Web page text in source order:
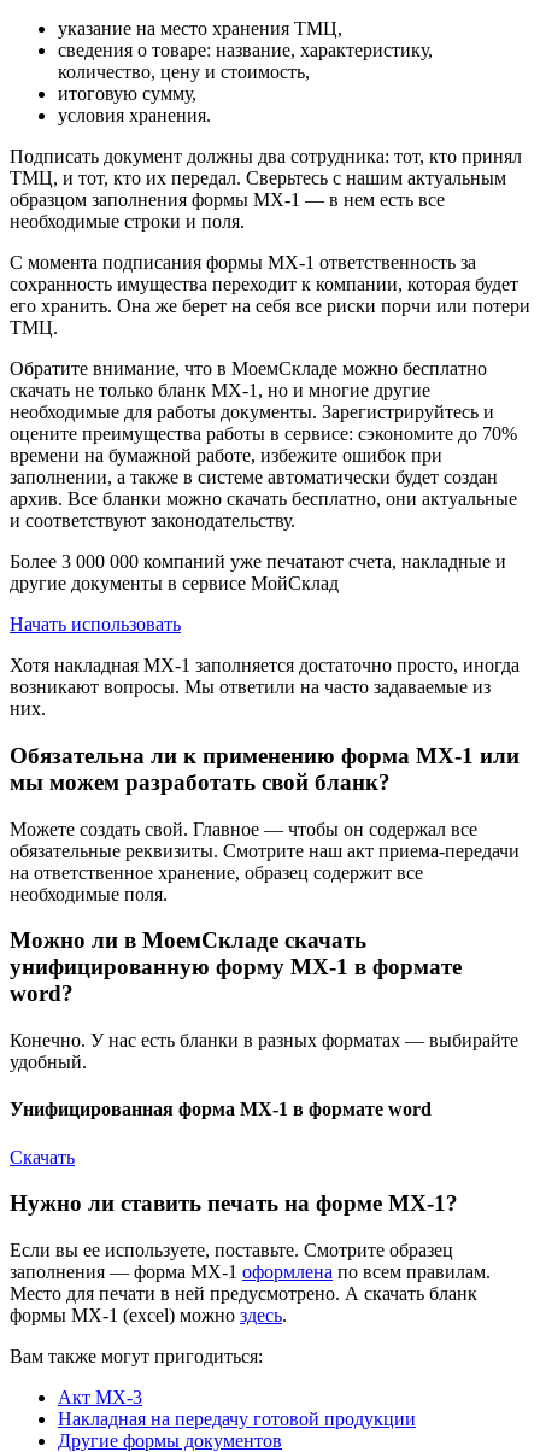
указание на место хранения ТМЦ,
сведения о товаре: название, характеристику,
количество, цену и стоимость,
итоговую сумму,
условия хранения.
Подписать документ должны два сотрудника: тот, кто принял
ТМЦ, и тот, кто их передал. Сверьтесь с нашим актуальным
образцом заполнения формы МХ-1 — в нем есть все
необходимые строки и поля.
С момента подписания формы МХ-1 ответственность за
сохранность имущества переходит к компании, которая будет
его хранить. Она же берет на себя все риски порчи или потери
ТМЦ.
Обратите внимание, что в МоемСкладе можно бесплатно
скачать не только бланк МХ-1, но и многие другие
необходимые для работы документы. Зарегистрируйтесь и
оцените преимущества работы в сервисе: сэкономите до 70%
времени на бумажной работе, избежите ошибок при
заполнении, а также в системе автоматически будет создан
архив. Все бланки можно скачать бесплатно, они актуальные
и соответствуют законодательству.
Более 3 000 000 компаний уже печатают счета, накладные и
другие документы в сервисе МойСклад
Начать использовать
Хотя накладная МХ-1 заполняется достаточно просто, иногда
возникают вопросы. Мы ответили на часто задаваемые из
них.
Обязательна ли к применению форма МХ-1 или
мы можем разработать свой бланк?
Можете создать свой. Главное — чтобы он содержал все
обязательные реквизиты. Смотрите наш акт приема-передачи
на ответственное хранение, образец содержит все
необходимые поля.
Можно ли в МоемСкладе скачать
унифицированную форму МХ-1 в формате
word?
Конечно. У нас есть бланки в разных форматах — выбирайте
удобный.
Унифицированная форма МХ-1 в формате word
Скачать
Нужно ли ставить печать на форме МХ-1?
Если вы ее используете, поставьте. Смотрите образец
заполнения — форма МХ-1 оформлена по всем правилам.
Место для печати в ней предусмотрено. А скачать бланк
формы МХ-1 (excel) можно здесь.
Вам также могут пригодиться:
Акт МХ-3
Накладная на передачу готовой продукции
Другие формы документов